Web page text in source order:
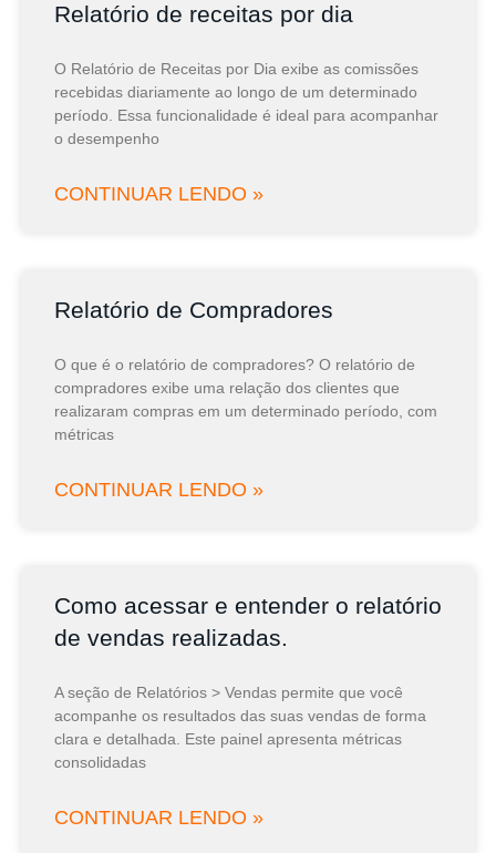
Relatório de receitas por dia
O Relatório de Receitas por Dia exibe as comissões
recebidas diariamente ao longo de um determinado
período. Essa funcionalidade é ideal para acompanhar
o desempenho
CONTINUAR LENDO »
Relatório de Compradores
O que é o relatório de compradores? O relatório de
compradores exibe uma relação dos clientes que
realizaram compras em um determinado período, com
métricas
CONTINUAR LENDO »
Como acessar e entender o relatório
de vendas realizadas.
A seção de Relatórios > Vendas permite que você
acompanhe os resultados das suas vendas de forma
clara e detalhada. Este painel apresenta métricas
consolidadas
CONTINUAR LENDO »